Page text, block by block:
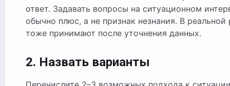
ответ. Задавать вопросы на ситуационном
обычно плюс, а не признак незнания. В реальной
тоже принимают после уточнения данных.
2. Назвать варианты